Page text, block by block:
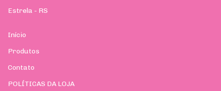
Estrela - RS
Início
Produtos
Contato
POLÍTICAS DA LOJA